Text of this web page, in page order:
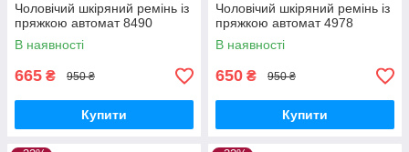
Чоловічий шкіряний ремінь із
пряжкою автомат 8490
В наявності
665 ₴ 950 ₴
Купити
Чоловічий шкіряний ремінь із
пряжкою автомат 4978
В наявності
650 ₴ 950 ₴
Купити